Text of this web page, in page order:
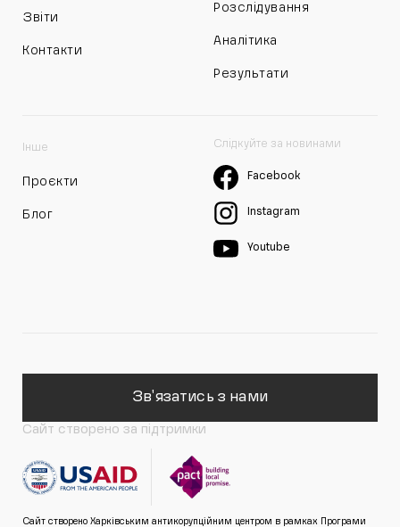
Звіти
Контакти
Розслідування
Аналітика
Результати
Інше
Проєкти
Блог
Слідкуйте за новинами
Facebook
Instagram
Youtube
Зв'язатись з нами
Сайт створено за підтримки
Сайт створено Харківським антикорупційним центром в рамках Програми